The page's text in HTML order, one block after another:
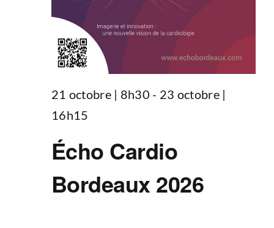
Écho Cardio
Bordeaux 2026
21 octobre | 8h30 - 23 octobre |
16h15